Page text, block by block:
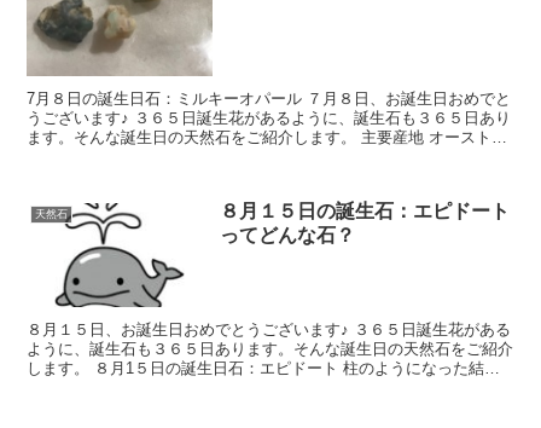
7月８日の誕生日石：ミルキーオパール ７月８日、お誕生日おめでと
うございます♪ ３６５日誕生花があるように、誕生石も３６５日あり
ます。そんな誕生日の天然石をご紹介します。 主要産地 オーストラ
天然石
８月１５日の誕生石：エピドート
ってどんな石？
８月１５日、お誕生日おめでとうございます♪ ３６５日誕生花がある
ように、誕生石も３６５日あります。そんな誕生日の天然石をご紹介
します。 ８月1５日の誕生日石：エピドート 柱のようになった結晶